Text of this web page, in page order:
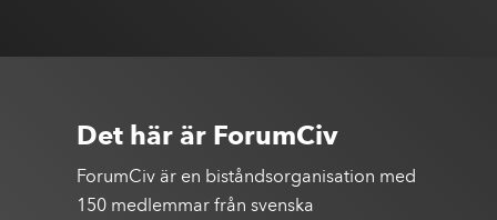
Det här är ForumCiv
ForumCiv är en biståndsorganisation med
150 medlemmar från svenska